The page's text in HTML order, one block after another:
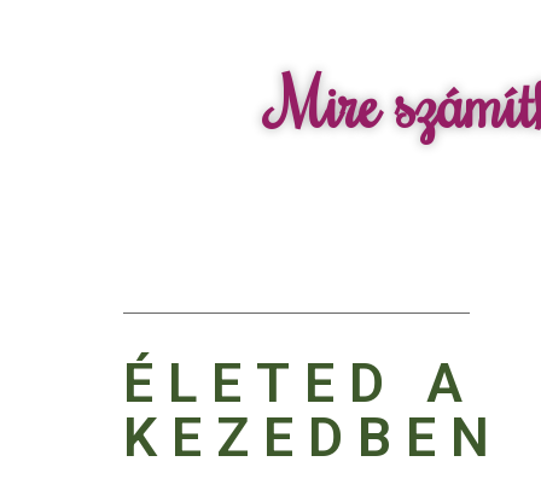
Mire
ÉLETED A
KEZEDBEN